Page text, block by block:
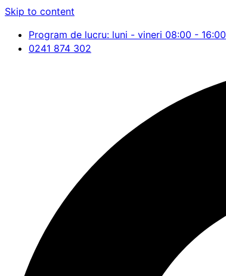
Skip to content
Program de lucru: luni - vineri 08:00 - 16:00
0241 874 302